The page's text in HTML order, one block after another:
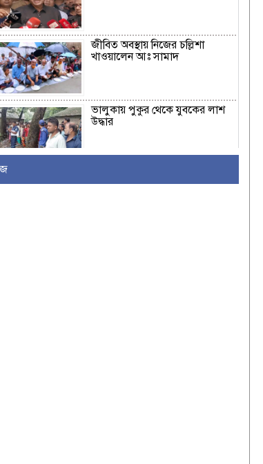
জীবিত অবস্থায় নিজের চল্লিশা
খাওয়ালেন আঃ সামাদ
ভালুকায় পুকুর থেকে যুবকের লাশ
উদ্ধার
ঘোষণা